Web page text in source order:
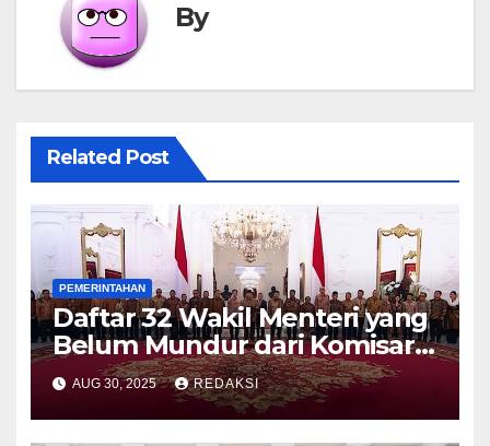
By
Related Post
PEMERINTAHAN
Daftar 32 Wakil Menteri yang
Belum Mundur dari Komisaris
BUMN
AUG 30, 2025 REDAKSI